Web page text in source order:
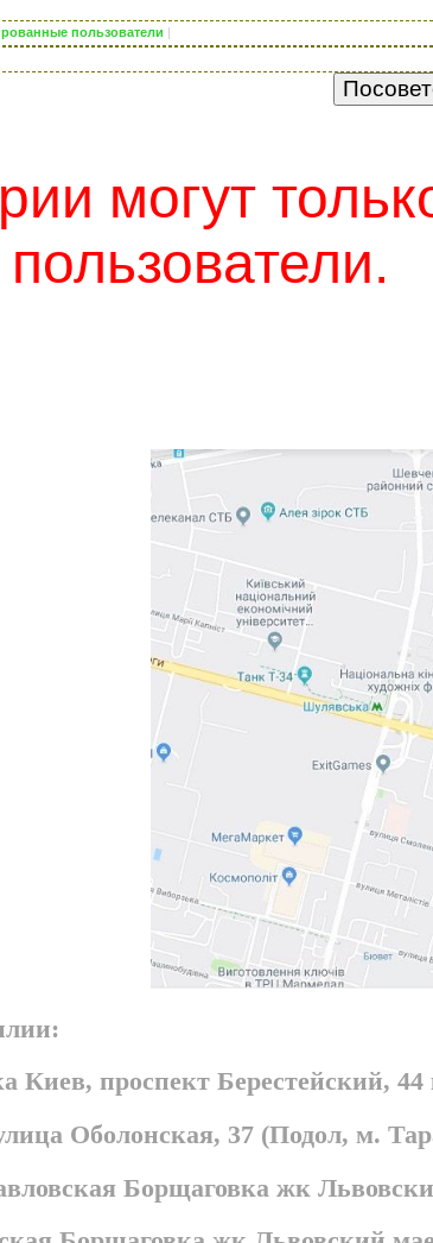
пользователи |
могут
Киев, проспект Берестейский,
Оболонская, 37 (Подол, м.
Борщаговка жк